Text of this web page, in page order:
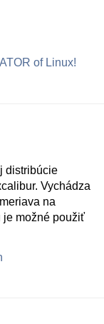
of Linux!
distribúcie
Vychádza
na
je možné použiť